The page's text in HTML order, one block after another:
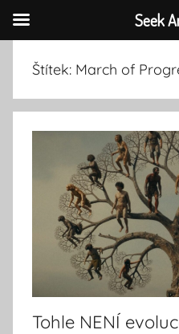
obsahu
Štítek: March of
Tohle NENÍ
Seek